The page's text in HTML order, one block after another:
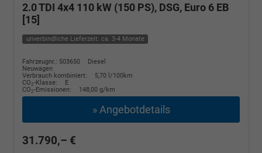
2.0 TDI 4x4 110 kW (150 PS), DSG, Euro 6 EB
[15]
unverbindliche Lieferzeit: ca. 3-4 Monate
Fahrzeugnr.: 503650
Diesel
Neuwagen
Verbrauch kombiniert:
5,70 l/100km
CO2-Klasse:
E
CO2-Emissionen: 148,00 g/km
» Angebotdetails
31.790,– €